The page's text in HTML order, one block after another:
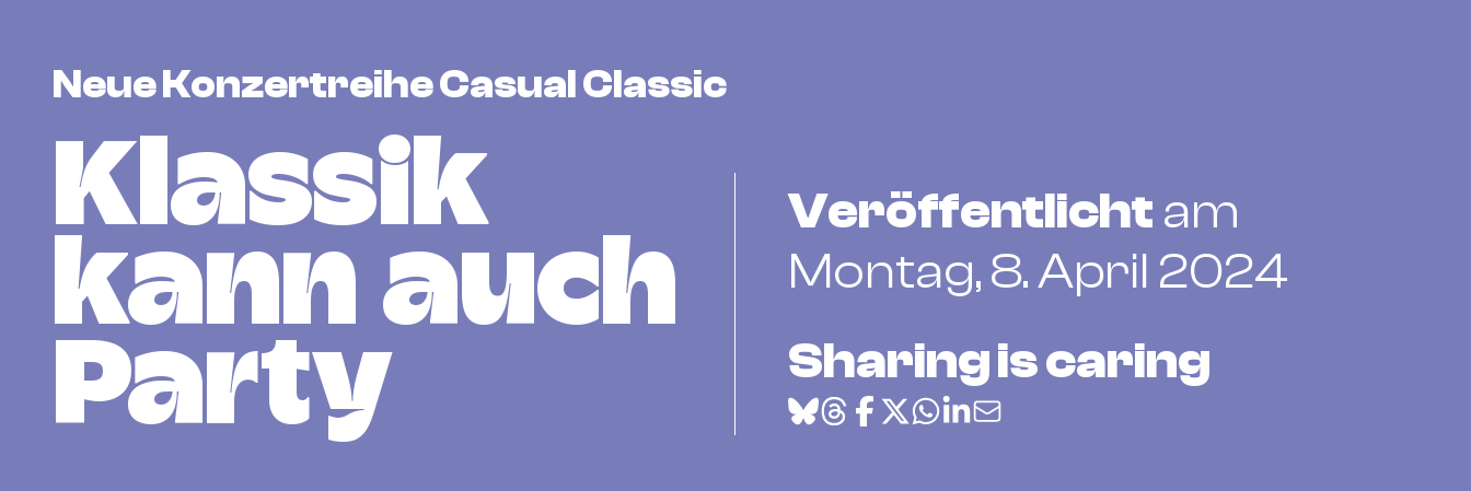
Neue Konzertreihe Casual Classic
Klassik
kann auch
Party
Veröffentlicht am
Montag, 8. April 2024
Sharing is caring